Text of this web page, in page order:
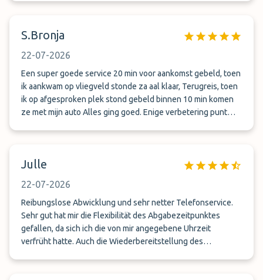
S.Bronja
22-07-2026
Een super goede service 20 min voor aankomst gebeld, toen
ik aankwam op vliegveld stonde za aal klaar, Terugreis, toen
ik op afgesproken plek stond gebeld binnen 10 min komen
ze met mijn auto Alles ging goed. Enige verbetering punt
Top
Julle
22-07-2026
Reibungslose Abwicklung und sehr netter Telefonservice.
Sehr gut hat mir die Flexibilität des Abgabezeitpunktes
gefallen, da sich ich die von mir angegebene Uhrzeit
verfrüht hatte. Auch die Wiederbereitstellung des